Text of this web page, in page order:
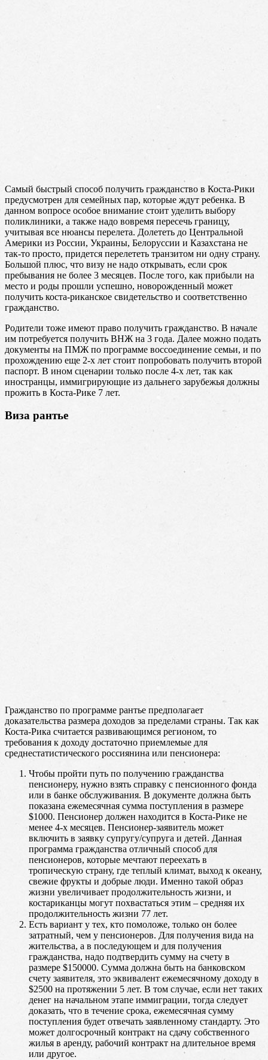
Самый быстрый способ получить гражданство в Коста-Рики
предусмотрен для семейных пар, которые ждут ребенка. В
данном вопросе особое внимание стоит уделить выбору
поликлиники, а также надо вовремя пересечь границу,
учитывая все нюансы перелета. Долететь до Центральной
Америки из России, Украины, Белоруссии и Казахстана не
так-то просто, придется перелететь транзитом ни одну страну.
Большой плюс, что визу не надо открывать, если срок
пребывания не более 3 месяцев. После того, как прибыли на
место и роды прошли успешно, новорожденный может
получить коста-риканское свидетельство и соответственно
гражданство.
Родители тоже имеют право получить гражданство. В начале
им потребуется получить ВНЖ на 3 года. Далее можно подать
документы на ПМЖ по программе воссоединение семьи, и по
прохождению еще 2-х лет стоит попробовать получить второй
паспорт. В ином сценарии только после 4-х лет, так как
иностранцы, иммигрирующие из дальнего зарубежья должны
прожить в Коста-Рике 7 лет.
Виза рантье
Гражданство по программе рантье предполагает
доказательства размера доходов за пределами страны. Так как
Коста-Рика считается развивающимся регионом, то
требования к доходу достаточно приемлемые для
среднестатистического россиянина или пенсионера:
Чтобы пройти путь по получению гражданства
пенсионеру, нужно взять справку с пенсионного фонда
или в банке обслуживания. В документе должна быть
показана ежемесячная сумма поступления в размере
$1000. Пенсионер должен находится в Коста-Рике не
менее 4-х месяцев. Пенсионер-заявитель может
включить в заявку супругу/супруга и детей. Данная
программа гражданства отличный способ для
пенсионеров, которые мечтают переехать в
тропическую страну, где теплый климат, выход к океану,
свежие фрукты и добрые люди. Именно такой образ
жизни увеличивает продолжительность жизни, и
костариканцы могут похвастаться этим – средняя их
продолжительность жизни 77 лет.
Есть вариант у тех, кто помоложе, только он более
затратный, чем у пенсионеров. Для получения вида на
жительства, а в последующем и для получения
гражданства, надо подтвердить сумму на счету в
размере $150000. Сумма должна быть на банковском
счету заявителя, это эквивалент ежемесячному доходу в
$2500 на протяжении 5 лет. В том случае, если нет таких
денег на начальном этапе иммиграции, тогда следует
доказать, что в течение срока, ежемесячная сумму
поступления будет отвечать заявленному стандарту. Это
может долгосрочный контракт на сдачу собственного
жилья в аренду, рабочий контракт на длительное время
или другое.